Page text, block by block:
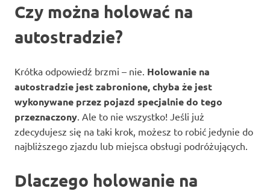
Czy można holować na
autostradzie?
Krótka odpowiedź brzmi – nie. Holowanie na
autostradzie jest zabronione, chyba że jest
wykonywane przez pojazd specjalnie do tego
przeznaczony. Ale to nie wszystko! Jeśli już
zdecydujesz się na taki krok, możesz to robić jedynie do
najbliższego zjazdu lub miejsca obsługi podróżujących.
Dlaczego holowanie na